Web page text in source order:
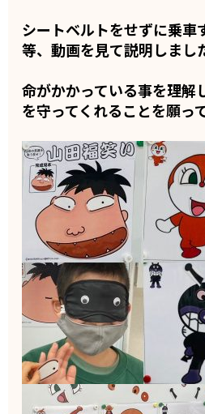
シートベルトをせずに乗車
等、動画を見て説明しまし
命がかかっている事を理解
を守ってくれることを願っ